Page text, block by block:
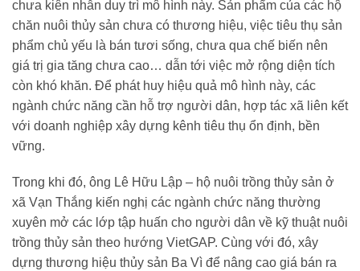
chưa kiên nhẫn duy trì mô hình này. Sản phẩm của các hộ
chăn nuôi thủy sản chưa có thương hiệu, việc tiêu thụ sản
phẩm chủ yếu là bán tươi sống, chưa qua chế biến nên
giá trị gia tăng chưa cao… dẫn tới việc mở rộng diện tích
còn khó khăn. Để phát huy hiệu quả mô hình này, các
ngành chức năng cần hỗ trợ người dân, hợp tác xã liên kết
với doanh nghiệp xây dựng kênh tiêu thụ ổn định, bền
vững.
Trong khi đó, ông Lê Hữu Lập – hộ nuôi trồng thủy sản ở
xã Vạn Thắng kiến nghị các ngành chức năng thường
xuyên mở các lớp tập huấn cho người dân về kỹ thuật nuôi
trồng thủy sản theo hướng VietGAP. Cùng với đó, xây
dựng thương hiệu thủy sản Ba Vì để nâng cao giá bán ra